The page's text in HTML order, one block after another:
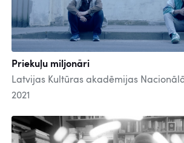
Priekuļu miljonāri
Latvijas Kultūras akadēmijas
2021